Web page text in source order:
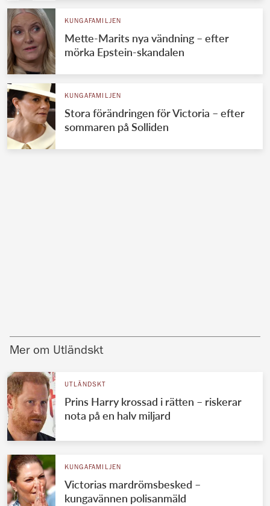
KUNGAFAMILJEN
Mette-Marits nya vändning – efter
mörka Epstein-skandalen
KUNGAFAMILJEN
Stora förändringen för Victoria – efter
sommaren på Solliden
Mer om Utländskt
UTLÄNDSKT
Prins Harry krossad i rätten – riskerar
nota på en halv miljard
KUNGAFAMILJEN
Victorias mardrömsbesked –
kungavännen polisanmäld